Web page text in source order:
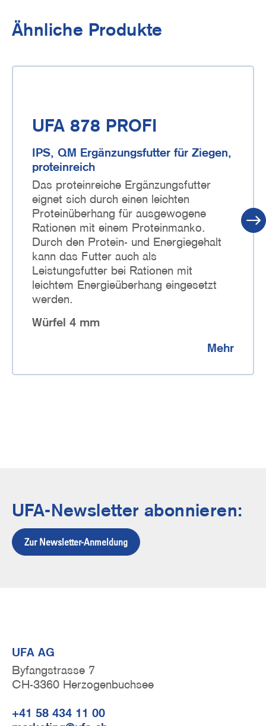
Ähnliche Produkte
UFA 878 PROFI
IPS, QM Ergänzungsfutter für Ziegen,
proteinreich
Das proteinreiche Ergänzungsfutter
eignet sich durch einen leichten
Proteinüberhang für ausgewogene
Rationen mit einem Proteinmanko.
Durch den Protein- und Energiegehalt
kann das Futter auch als
Leistungsfutter bei Rationen mit
leichtem Energieüberhang eingesetzt
werden.
Würfel 4 mm
Mehr
UFA-Newsletter abonnieren:
Zur Newsletter-Anmeldung
UFA AG
Byfangstrasse 7
CH-3360 Herzogenbuchsee
+41 58 434 11 00